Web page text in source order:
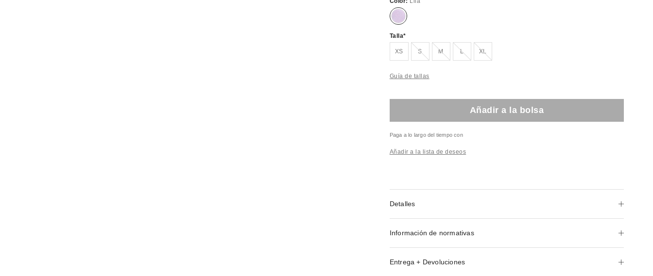
Talla
XS S¡Agotado!
M¡Agotado!
L¡Agotado!
XL¡Agotado!
Guía de tallas
Añadir a la bolsa
Paga a lo largo del tiempo con
Añadir a la lista de deseos
Detalles
Información de normativas
Entrega + Devoluciones